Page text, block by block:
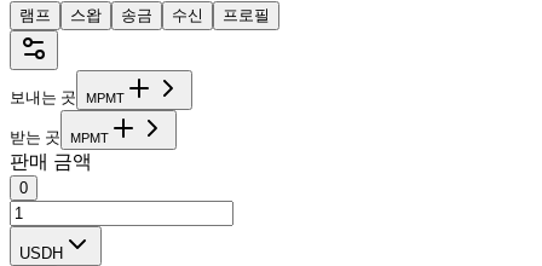
램프 스왑 송금 수신 프로필
보내는 곳 MPMT
받는 곳 MPMT
판매 금액
0
USDH